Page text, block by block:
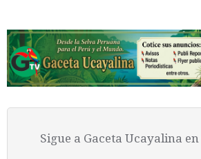
Sigue a Gaceta Ucayalina en